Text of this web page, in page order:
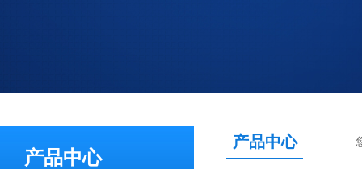
产品中心
产品中心